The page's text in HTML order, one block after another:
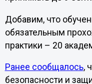
Добавим, что
обязательным
практики – 20
Ранее сообщалось,
безопасности и